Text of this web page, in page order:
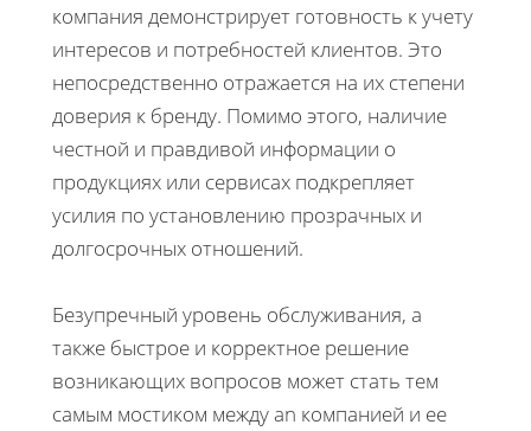
компания демонстрирует готовность к учету
интересов и потребностей клиентов. Это
непосредственно отражается на их степени
доверия к бренду. Помимо этого, наличие
честной и правдивой информации о
продукциях или сервисах подкрепляет
усилия по установлению прозрачных и
долгосрочных отношений.
Безупречный уровень обслуживания, а
также быстрое и корректное решение
возникающих вопросов может стать тем
самым мостиком между an компанией и ее